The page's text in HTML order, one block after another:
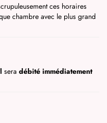
ces horaires
chambre avec le plus grand
sera débité immédiatement